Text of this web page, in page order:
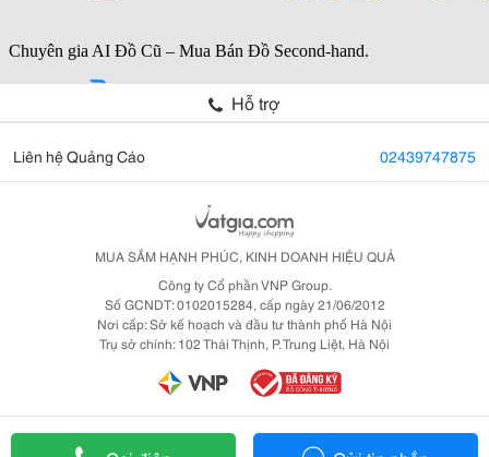
Hỗ trợ
Liên hệ Quảng Cáo 02439747875
MUA SẮM HẠNH PHÚC, KINH DOANH HIỆU QUẢ
Công ty Cổ phần VNP Group.
Số GCNDT: 0102015284, cấp ngày 21/06/2012
Nơi cấp: Sở kế hoạch và đầu tư thành phố Hà Nội
Trụ sở chính: 102 Thái Thịnh, P. Trung Liệt, Hà Nội